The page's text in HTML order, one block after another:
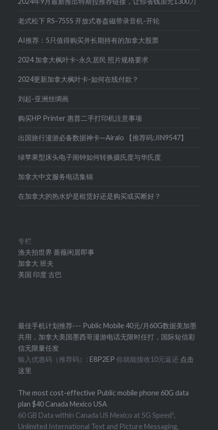
老式松下 RS-755S 开放式卷盘磁带录音机-开轮
AI推荐：5只值得购买并长期持有的加拿大股票
2024 加拿大枫叶卡-永久居民 照片规格要求
2024更新加拿大枫叶卡-如何在线付款？
刘起-亚洲丝绸画
购买HP Printer 惠普二手打印机注意事项
出国旅行漫游必备数据神卡—Airalo 【推荐码:JIN9547】
绿苹果型床头电子闹钟如何转换摄氏度与华氏度
加拿大中文服务电话集锦
在加拿大的热水炉是租赁好还是购买或买断好？
专栏
渔夫拍世界蔷薇闲居即事
加拿大 班夫
美国 印度 古巴
最佳手机计划推荐--- Public Mobile 40元/月60G数据美加墨
共用，加拿大美国墨西哥漫游电话无限时任打，国际短信彩
信无限量任发
输入优惠码（推荐码）:E8P2EP你就能接收10元返还 点击
这里
The most cost-effective Public mobile phone 60G data
plan $40 Canada Mexico USA
60 GB Data within Canada US Mexico at 5G Speed¹,
Unlimited International Text and Picture Messaging,